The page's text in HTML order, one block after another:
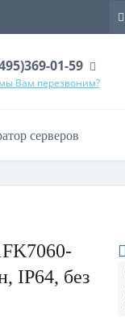
01-59
Вам перезвоним?
серверов
IP64, без